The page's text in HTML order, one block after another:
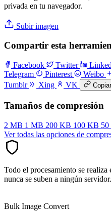
privada en tu navegador.
Subir imagen
Compartir esta
Facebook Twitter
Telegram
Pinterest Weibo
Tumblr
Xing VK
Tamaños de compresión
2 MB 1 MB 200 KB 100 KB
Ver todas las opciones de
Todo el procesamiento se realiza
nunca se suben a ningún servidor.
Bulk Image Convert